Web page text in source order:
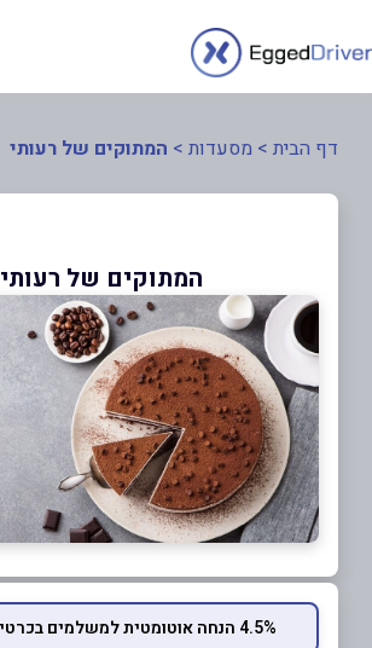
דף הבית > מסעדות > המתוקים של רעותי
המתוקים של רעותי
4.5% הנחה אוטומטית למשלמים בכרטיס המועדון